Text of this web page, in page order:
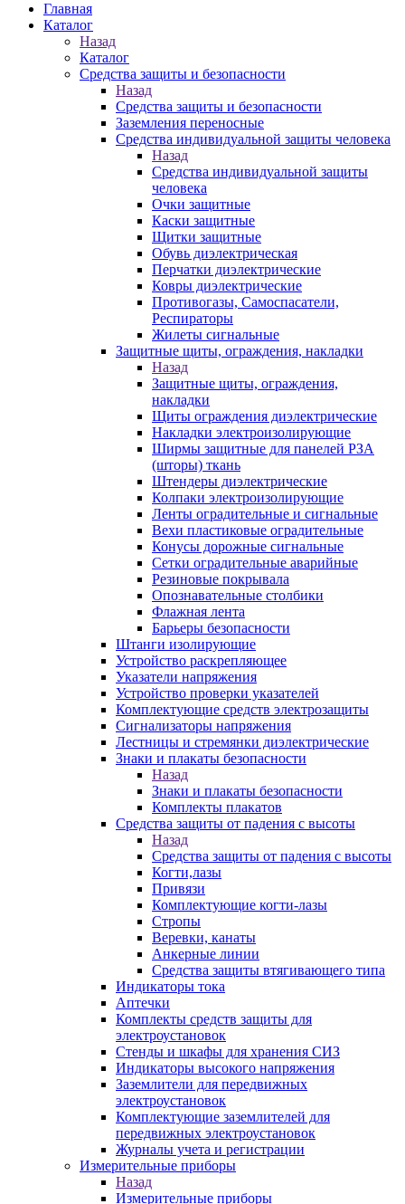
Главная
Каталог
Назад
Каталог
Средства защиты и безопасности
Назад
Средства защиты и безопасности
Заземления переносные
Средства индивидуальной защиты человека
Назад
Средства индивидуальной защиты
человека
Очки защитные
Каски защитные
Щитки защитные
Обувь диэлектрическая
Перчатки диэлектрические
Ковры диэлектрические
Противогазы, Самоспасатели,
Респираторы
Жилеты сигнальные
Защитные щиты, ограждения, накладки
Назад
Защитные щиты, ограждения,
накладки
Щиты ограждения диэлектрические
Накладки электроизолирующие
Ширмы защитные для панелей РЗА
(шторы) ткань
Штендеры диэлектрические
Колпаки электроизолирующие
Ленты оградительные и сигнальные
Вехи пластиковые оградительные
Конусы дорожные сигнальные
Сетки оградительные аварийные
Резиновые покрывала
Опознавательные столбики
Флажная лента
Барьеры безопасности
Штанги изолирующие
Устройство раскрепляющее
Указатели напряжения
Устройство проверки указателей
Комплектующие средств электрозащиты
Сигнализаторы напряжения
Лестницы и стремянки диэлектрические
Знаки и плакаты безопасности
Назад
Знаки и плакаты безопасности
Комплекты плакатов
Средства защиты от падения с высоты
Назад
Средства защиты от падения с высоты
Когти,лазы
Привязи
Комплектующие когти-лазы
Стропы
Веревки, канаты
Анкерные линии
Средства защиты втягивающего типа
Индикаторы тока
Аптечки
Комплекты средств защиты для
электроустановок
Стенды и шкафы для хранения СИЗ
Индикаторы высокого напряжения
Заземлители для передвижных
электроустановок
Комплектующие заземлителей для
передвижных электроустановок
Журналы учета и регистрации
Измерительные приборы
Назад
Измерительные приборы